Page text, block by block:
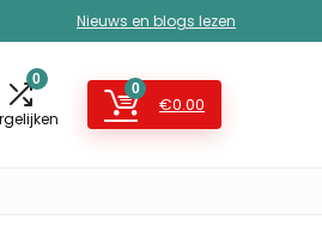
Nieuws en blogs lezen
0
0
€0.00